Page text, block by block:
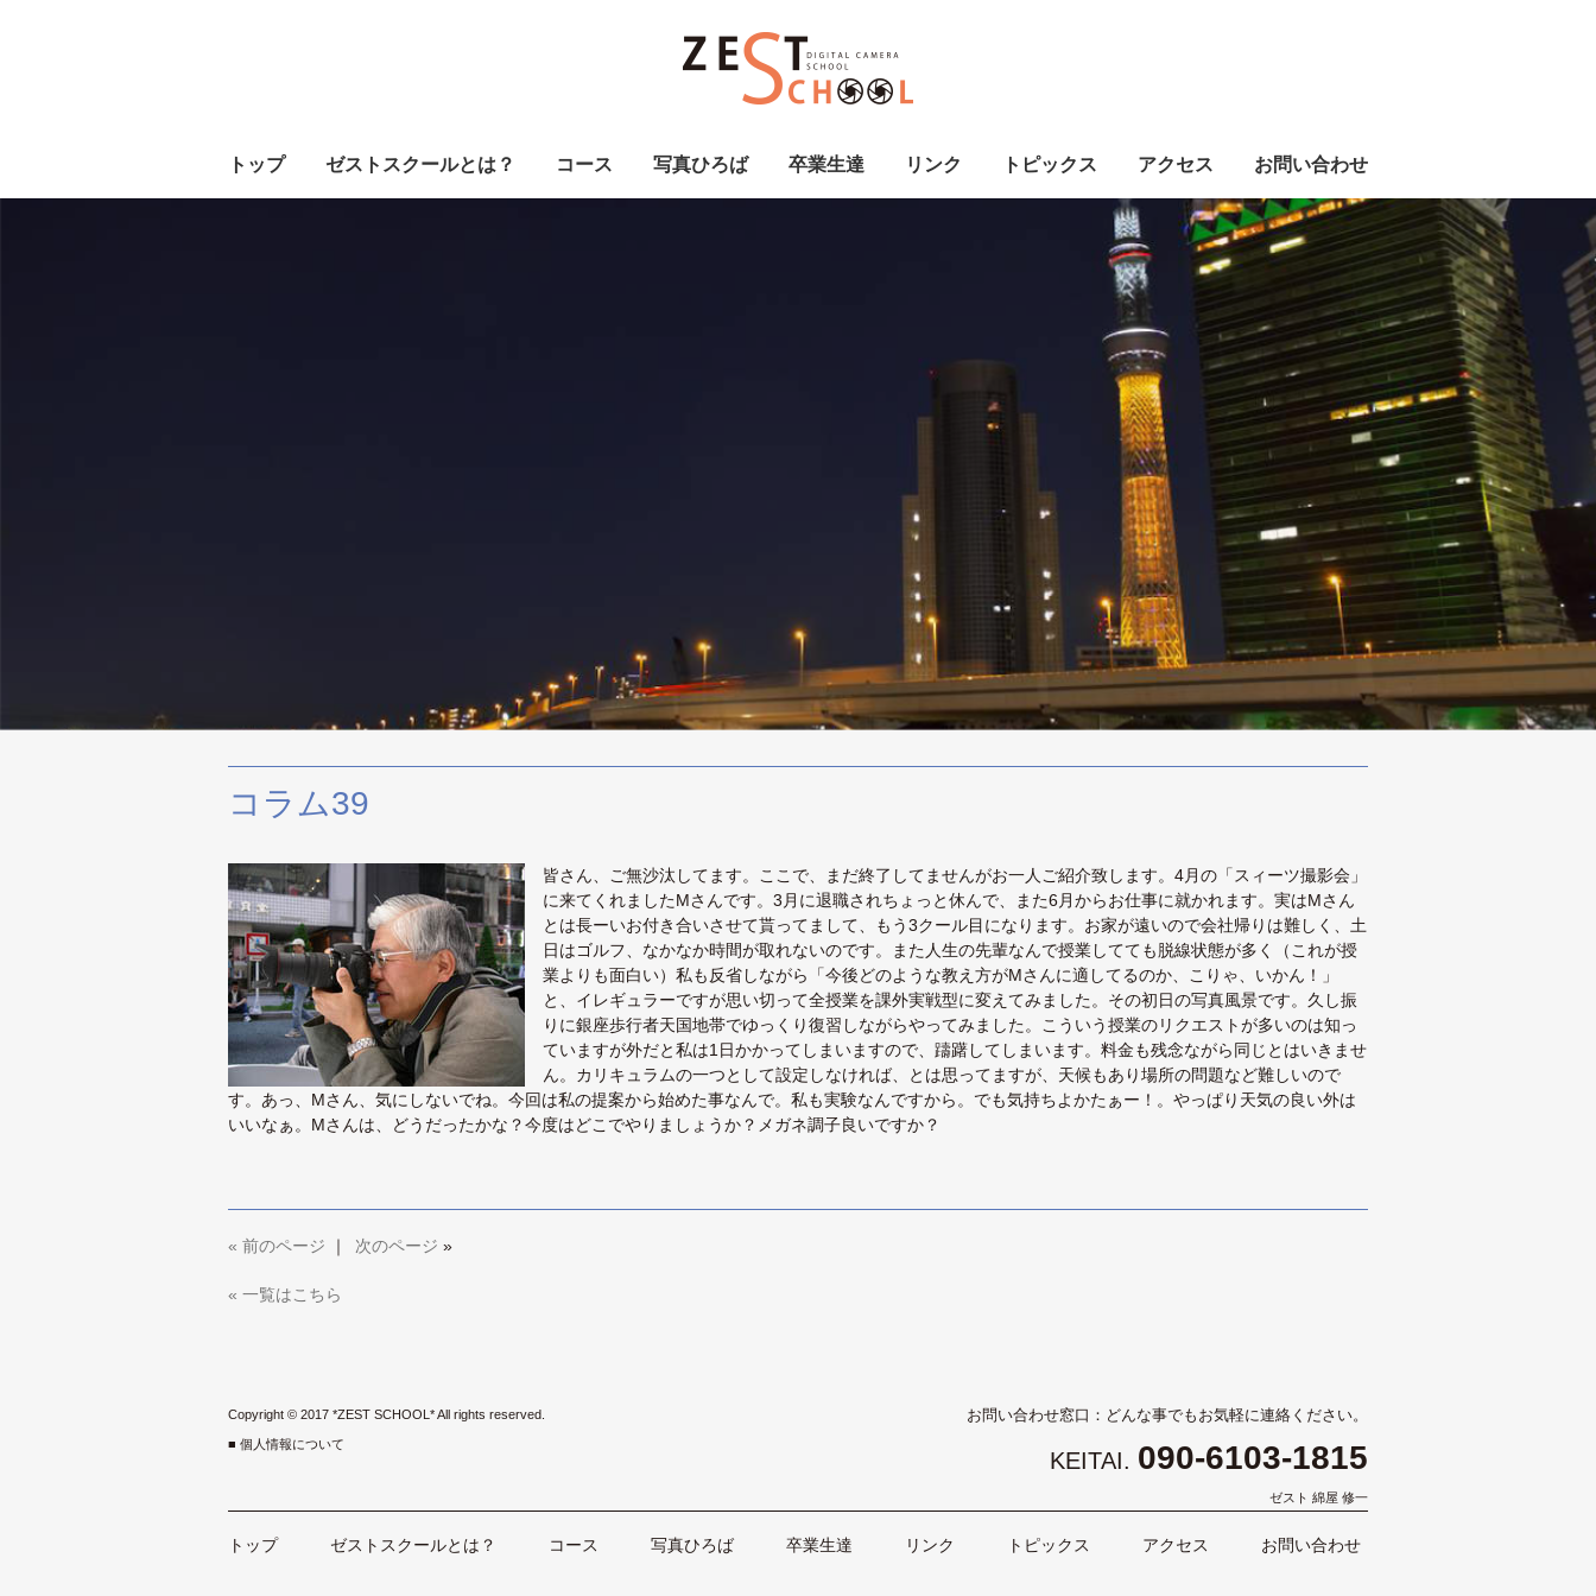
トップ ゼストスクールとは？ コース 写真ひろば 卒業生達 リンク トピックス アクセス お問い合わせ
コラム39
皆さん、ご無沙汰してます。ここで、まだ終了してませんがお一人ご紹介致します。4月の「スィーツ撮影会」
に来てくれましたMさんです。3月に退職されちょっと休んで、また6月からお仕事に就かれます。実はMさん
とは長ーいお付き合いさせて貰ってまして、もう3クール目になります。お家が遠いので会社帰りは難しく、土
日はゴルフ、なかなか時間が取れないのです。また人生の先輩なんで授業してても脱線状態が多く（これが授
業よりも面白い）私も反省しながら「今後どのような教え方がMさんに適してるのか、こりゃ、いかん！」
と、イレギュラーですが思い切って全授業を課外実戦型に変えてみました。その初日の写真風景です。久し振
りに銀座歩行者天国地帯でゆっくり復習しながらやってみました。こういう授業のリクエストが多いのは知っ
ていますが外だと私は1日かかってしまいますので、躊躇してしまいます。料金も残念ながら同じとはいきませ
ん。カリキュラムの一つとして設定しなければ、とは思ってますが、天候もあり場所の問題など難しいので
す。あっ、Mさん、気にしないでね。今回は私の提案から始めた事なんで。私も実験なんですから。でも気持ちよかたぁー！。やっぱり天気の良い外は
いいなぁ。Mさんは、どうだったかな？今度はどこでやりましょうか？メガネ調子良いですか？
« 前のページ ｜ 次のページ »
« 一覧はこちら
Copyright © 2017 *ZEST SCHOOL* All rights reserved.
■ 個人情報について
お問い合わせ窓口：どんな事でもお気軽に連絡ください。
KEITAI. 090-6103-1815
ゼスト 綿屋 修一
トップ ゼストスクールとは？ コース 写真ひろば 卒業生達 リンク トピックス アクセス お問い合わせ